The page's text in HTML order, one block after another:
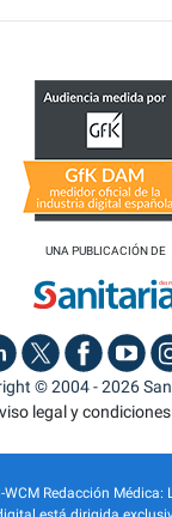
UNA PUBLICACIÓN DE
© 2004 - 2026
legal y
Redacción